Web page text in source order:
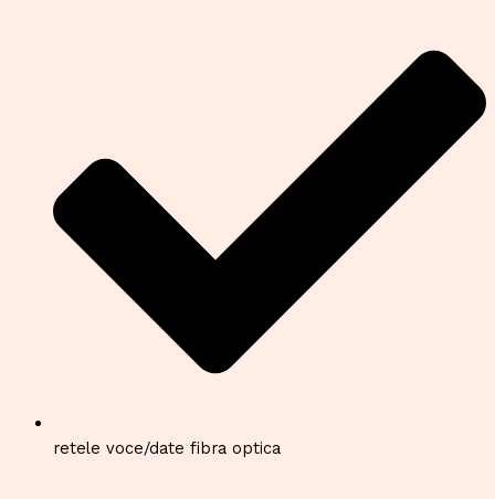
retele voce/date fibra optica